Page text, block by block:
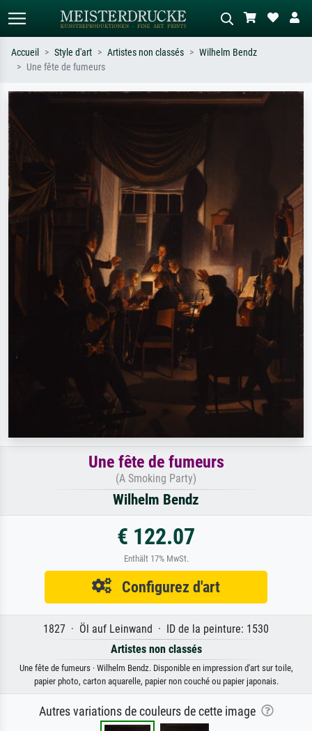
Recherchez par artiste, titre ou style –
impressionnisme, vague de Hokusai,
Décrivez la scène – ex. prairie verte,
Accueil Style d'art Artistes non classés
Wilhelm Bendz
Une fête de fumeurs
Une fête de fumeurs
(A Smoking Party)
Wilhelm Bendz
€ 122.07
Enthält 17% MwSt.
Configurez d'art
1827 · Öl auf Leinwand · ID de la peinture: 1530
Artistes non classés
Une fête de fumeurs · Wilhelm Bendz. Disponible en impression d'art sur toile,
papier photo, carton aquarelle, papier non couché ou papier japonais.
Autres variations de couleurs de cette image